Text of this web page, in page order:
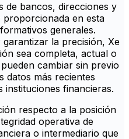
de bancos, direcciones y
en esta
generales.
la precisión, Xe
sea completa, actual o
cambiar sin previo
datos más recientes
instituciones financieras.
respecto a la posición
operativa de
o intermediario que